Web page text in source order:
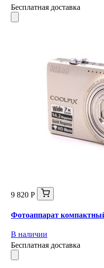
Бесплатная доставка
9 820 Р
Фотоаппарат
В наличии
Бесплатная доставка